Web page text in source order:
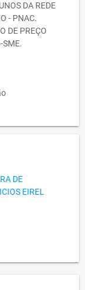
DA REDE
- PNAC.
DE PREÇO
SME.
DE
EIREL